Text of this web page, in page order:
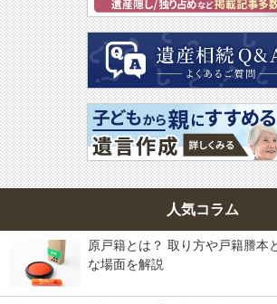
人気コラム
原戸籍とは？ 取り方や戸籍謄本
な場面を解説